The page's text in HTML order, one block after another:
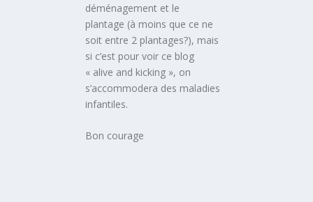
déménagement et le
plantage (à moins que ce ne
soit entre 2 plantages?), mais
si c’est pour voir ce blog
« alive and kicking », on
s’accommodera des maladies
infantiles.
Bon courage